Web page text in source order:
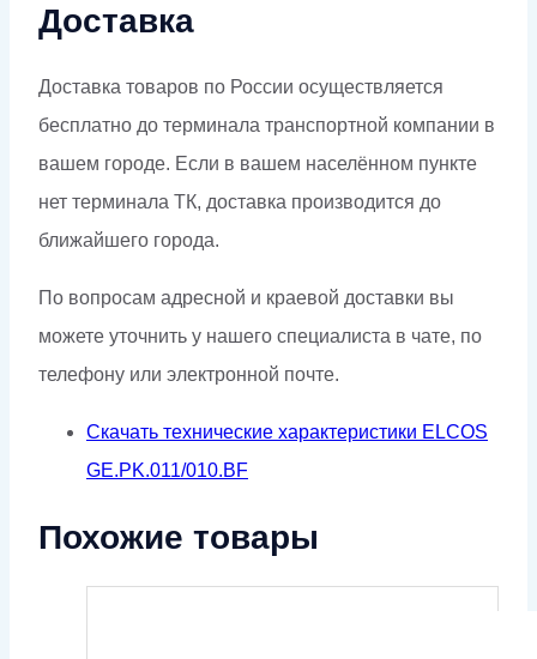
Доставка
Доставка товаров по России осуществляется
бесплатно до терминала транспортной компании в
вашем городе. Если в вашем населённом пункте
нет терминала ТК, доставка производится до
ближайшего города.
По вопросам адресной и краевой доставки вы
можете уточнить у нашего специалиста в чате, по
телефону или электронной почте.
Скачать технические характеристики ELCOS
GE.PK.011/010.BF
Похожие товары